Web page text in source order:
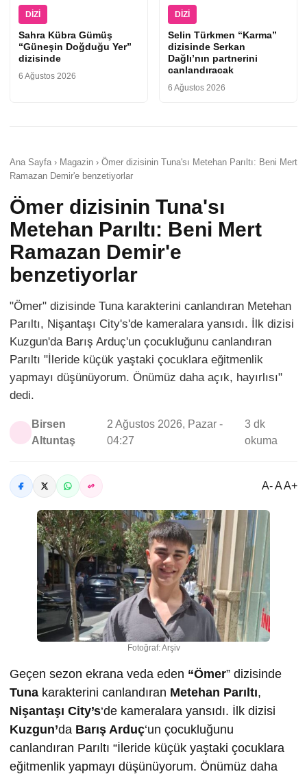
DIZI
Sahra Kübra Gümüş
“Güneşin Doğduğu Yer”
dizisinde
6 Ağustos 2026
DIZI
Selin Türkmen “Karma”
dizisinde Serkan
Dağlı’nın partnerini
canlandıracak
6 Ağustos 2026
Ana Sayfa › Magazin › Ömer dizisinin Tuna'sı Metehan Parıltı: Beni Mert
Ramazan Demir'e benzetiyorlar
Ömer dizisinin Tuna'sı
Metehan Parıltı: Beni Mert
Ramazan Demir'e
benzetiyorlar
"Ömer" dizisinde Tuna karakterini canlandıran Metehan
Parıltı, Nişantaşı City's'de kameralara yansıdı. İlk dizisi
Kuzgun'da Barış Arduç'un çocukluğunu canlandıran
Parıltı "İleride küçük yaştaki çocuklara eğitmenlik
yapmayı düşünüyorum. Önümüz daha açık, hayırlısı"
dedi.
Birsen
Altuntaş
2 Ağustos 2026, Pazar -
04:27
3 dk
okuma
A- A A+
Fotoğraf: Arşiv
Geçen sezon ekrana veda eden “Ömer” dizisinde
Tuna karakterini canlandıran Metehan Parıltı,
Nişantaşı City’s‘de kameralara yansıdı. İlk dizisi
Kuzgun’da Barış Arduç‘un çocukluğunu
canlandıran Parıltı “İleride küçük yaştaki çocuklara
eğitmenlik yapmayı düşünüyorum. Önümüz daha